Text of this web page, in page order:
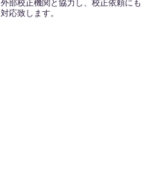
外部校正機関と協力し、校正依頼にも
対応致します。